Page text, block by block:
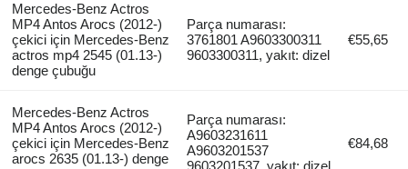
Mercedes-Benz Actros
MP4 Antos Arocs (2012-)
çekici için Mercedes-Benz
actros mp4 2545 (01.13-)
denge çubuğu
Parça numarası:
3761801 A9603300311
9603300311, yakıt: dizel
€55,65
Mercedes-Benz Actros
MP4 Antos Arocs (2012-)
çekici için Mercedes-Benz
arocs 2635 (01.13-) denge
Parça numarası:
A9603231611
A9603201537
€84,68